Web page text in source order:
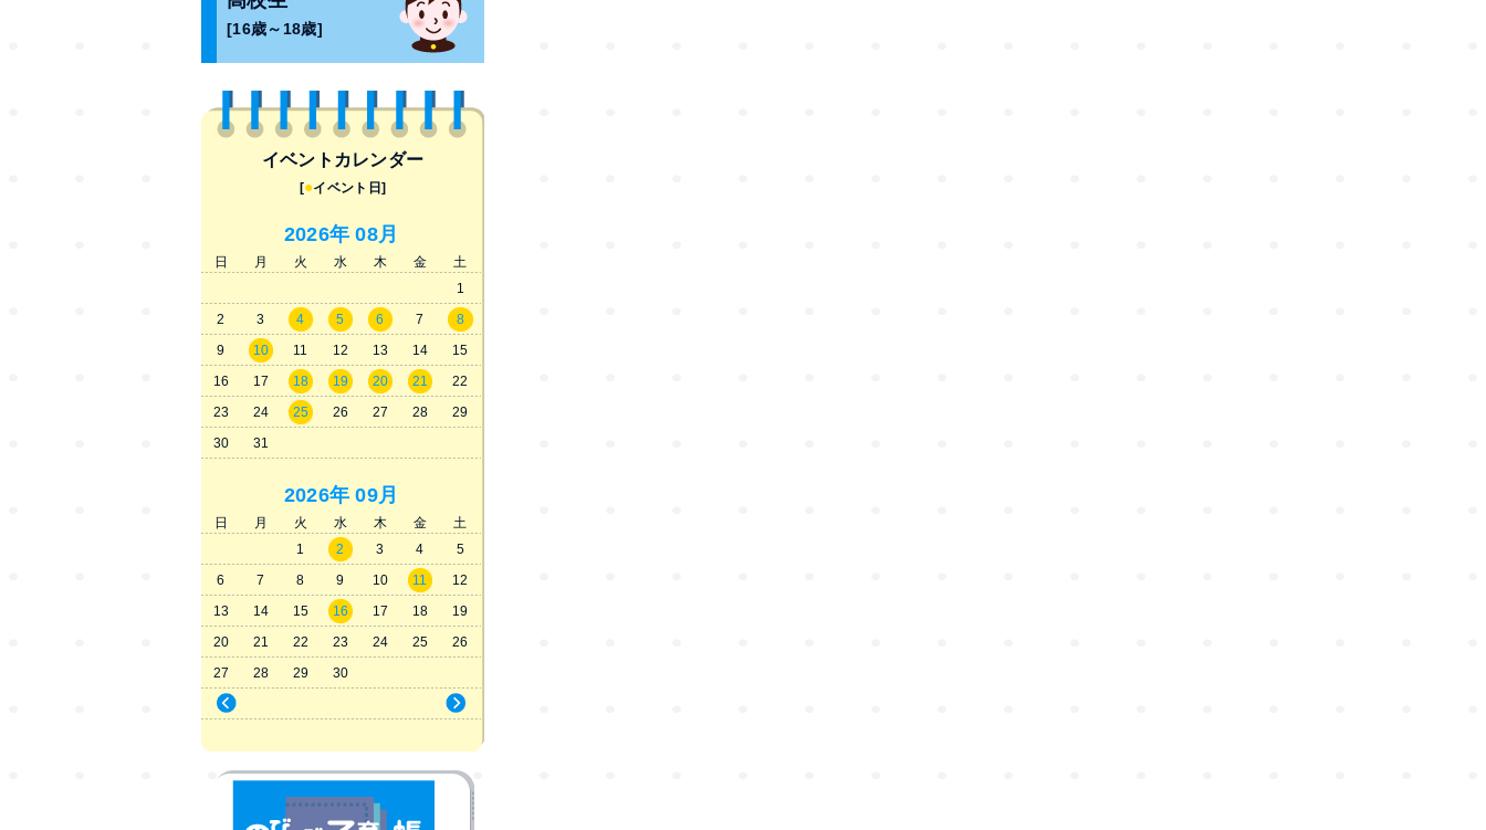
[16歳～18歳]
イベントカレンダー
[●イベント日]
2026年 08月
日 月 火 水 木 金
土
1
2
3 4 5 6 7
8
9
10 11 12 13 14
15
16
17 18 19 20 21
22
23
24 25 26 27 28
29
30
31
2026年 09月
日 月 火 水 木 金 土
1 2 3 4
5
6
7 8 9 10 11
12
13
14 15 16 17 18
19
20
21 22 23 24 25
26
27
28 29 30